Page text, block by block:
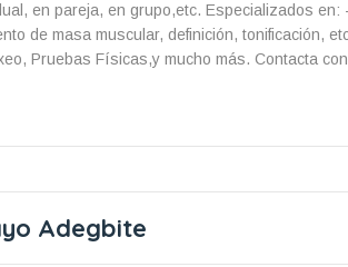
en pareja, en grupo,etc. Especializados en:
de masa muscular, definición, tonificación,
Pruebas Físicas,y mucho más. Contacta
Adegbite